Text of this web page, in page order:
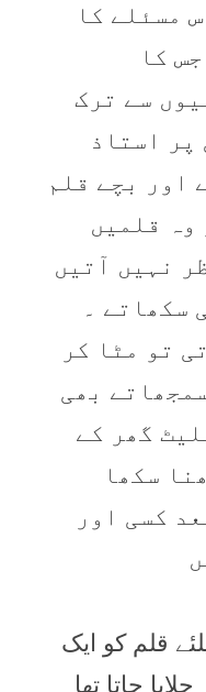
مسئلے کا
کا
سے ترک
پر استاذ
اور بچے قلم
وہ قلميں
نہيں آتيں
سکھاتے ۔
تو مٹا کر
بھی
گھر کے
سکھا
کسی اور
قلم کو ايک
جاتا تھا